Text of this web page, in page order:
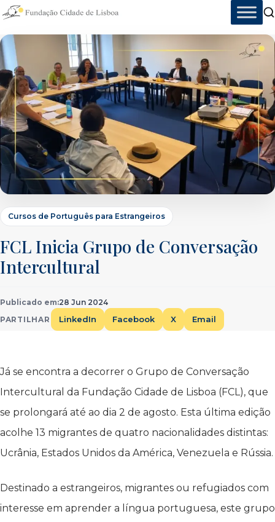
Skip
to
content
Cursos de Português para Estrangeiros
FCL Inicia Grupo de Conversação
Intercultural
Publicado em:28 Jun 2024
PARTILHAR
LinkedIn Facebook X Email
Já se encontra a decorrer o Grupo de Conversação
Intercultural da Fundação Cidade de Lisboa (FCL), que
se prolongará até ao dia 2 de agosto. Esta última edição
acolhe 13 migrantes de quatro nacionalidades distintas:
Ucrânia, Estados Unidos da América, Venezuela e Rússia.
Destinado a estrangeiros, migrantes ou refugiados com
interesse em aprender a língua portuguesa, este grupo